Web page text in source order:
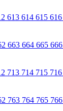
613 614 615 616
663 664 665 666
713 714 715 716
763 764 765 766